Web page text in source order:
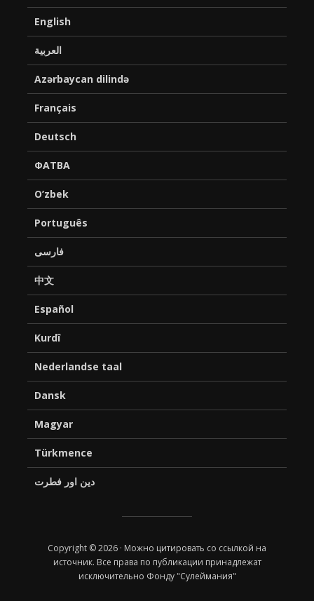
English
العربية
Azərbaycan dilində
Français
Deutsch
ФАТВА
O’zbek
Português
فارسی
中文
Español
Kurdî
Nederlandse taal
Dansk
Magyar
Türkmence
دین اور فطرت
Copyright © 2026 · Можно цитировать со ссылкой на
источник. Все права по публикации принадлежат
исключительно Фонду "Сулеймания"